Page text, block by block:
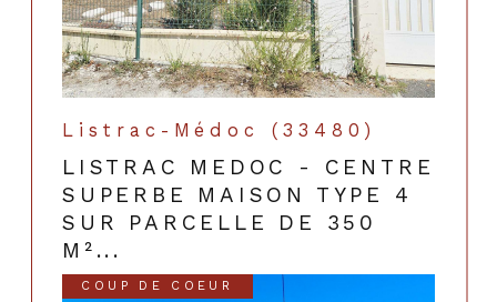
Listrac-Médoc (33480)
LISTRAC MEDOC - CENTRE
SUPERBE MAISON TYPE 4
SUR PARCELLE DE 350
M²...
COUP DE COEUR